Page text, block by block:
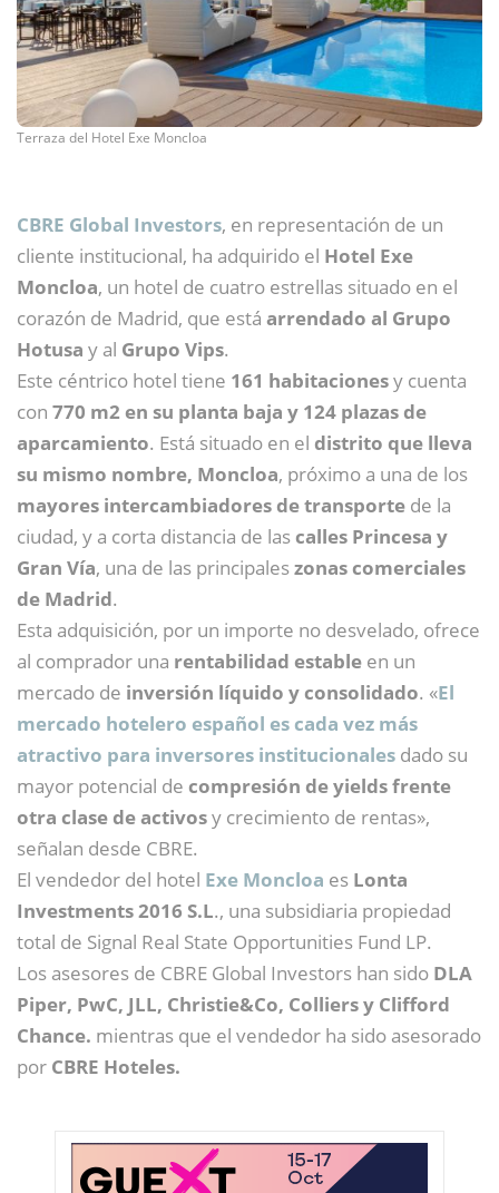
Terraza del Hotel Exe Moncloa
CBRE Global Investors, en representación de un
cliente institucional, ha adquirido el Hotel Exe
Moncloa, un hotel de cuatro estrellas situado en el
corazón de Madrid, que está arrendado al Grupo
Hotusa y al Grupo Vips.
Este céntrico hotel tiene 161 habitacionesy cuenta
con 770 m2 en su planta baja y 124 plazas de
aparcamiento. Está situado en el distrito que lleva
su mismo nombre, Moncloa, próximo a una de los
mayores intercambiadores de transporte de la
ciudad, y a corta distancia de lascalles Princesa y
Gran Vía, una de las principaleszonas comerciales
de Madrid.
Esta adquisición, por un importe no desvelado, ofrece
al comprador una rentabilidad estable en un
mercado de inversión líquido y consolidado. «El
mercado hotelero español es cada vez más
atractivo para inversores institucionales dado su
mayor potencial de compresión de yields frente
otra clase de activosy crecimiento de rentas»,
señalan desde CBRE.
El vendedor del hotel Exe Moncloa es Lonta
Investments 2016 S.L., una subsidiaria propiedad
total de Signal Real State Opportunities Fund LP.
Los asesores de CBRE Global Investors han sido DLA
Piper, PwC, JLL, Christie&Co, Colliers y Clifford
Chance. mientras que el vendedor ha sido asesorado
por CBRE Hoteles.